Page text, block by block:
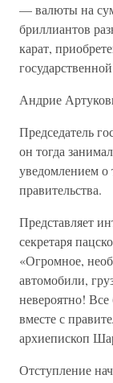
— валюты на
бриллиантов
карат,
Андрие
Председатель
он тогда
уведомлением о
правительства.
Представляет
секретаря
«Огромное,
автомобили,
невероятно!
вместе с
архиепископ
Отступление